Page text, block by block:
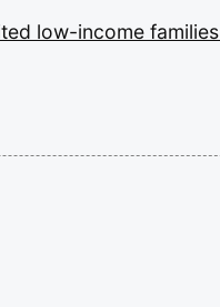
low-income families